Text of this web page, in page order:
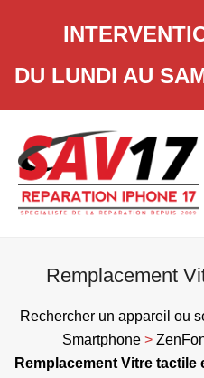
DU LUNDI AU
content
Remplacement
Rechercher un appareil ou
Smartphone>
Remplacement Vitre tactile